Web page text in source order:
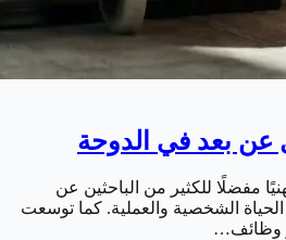
عن بعد في الدوحة
مفضلًا للكثير من الباحثين عن
الحياة الشخصية والعملية. كما توسعت
وظائف…